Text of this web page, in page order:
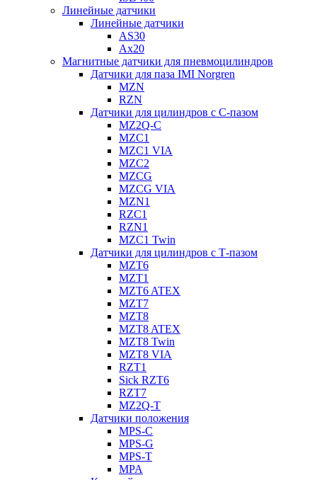
Линейные датчики
Линейные датчики
AS30
Ax20
Магнитные датчики для пневмоцилиндров
Датчики для паза IMI Norgren
MZN
RZN
Датчики для цилиндров с С-пазом
MZ2Q-C
MZC1
MZC1 VIA
MZC2
MZCG
MZCG VIA
MZN1
RZC1
RZN1
MZC1 Twin
Датчики для цилиндров с Т-пазом
MZT6
MZT1
MZT6 ATEX
MZT7
MZT8
MZT8 ATEX
MZT8 Twin
MZT8 VIA
RZT1
Sick RZT6
RZT7
MZ2Q-T
Датчики положения
MPS-C
MPS-G
MPS-T
MPA